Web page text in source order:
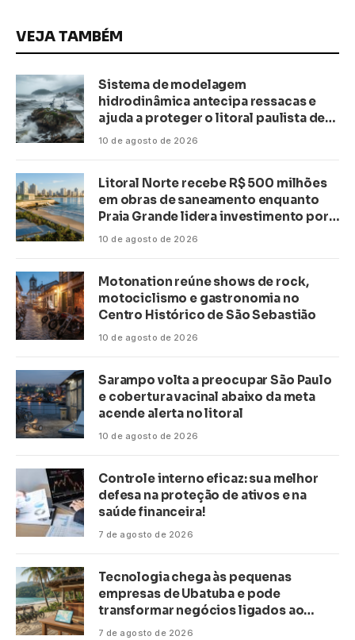
VEJA TAMBÉM
Sistema de modelagem
hidrodinâmica antecipa ressacas e
ajuda a proteger o litoral paulista de
inundações
10 de agosto de 2026
Litoral Norte recebe R$ 500 milhões
em obras de saneamento enquanto
Praia Grande lidera investimento por
habitante no país
10 de agosto de 2026
Motonation reúne shows de rock,
motociclismo e gastronomia no
Centro Histórico de São Sebastião
10 de agosto de 2026
Sarampo volta a preocupar São Paulo
e cobertura vacinal abaixo da meta
acende alerta no litoral
10 de agosto de 2026
Controle interno eficaz: sua melhor
defesa na proteção de ativos e na
saúde financeira!
7 de agosto de 2026
Tecnologia chega às pequenas
empresas de Ubatuba e pode
transformar negócios ligados ao
turismo no litoral
7 de agosto de 2026